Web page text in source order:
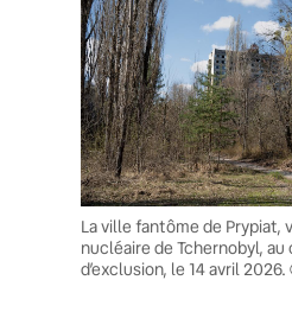
La ville fantôme de Prypiat,
nucléaire de Tchernobyl,
d’exclusion, le 14 avril